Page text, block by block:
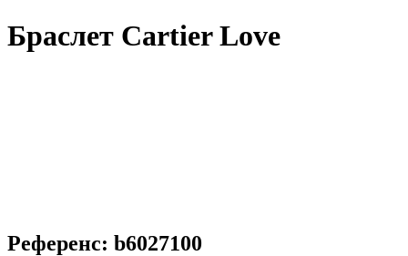
Браслет Cartier Love
Референс: b6027100